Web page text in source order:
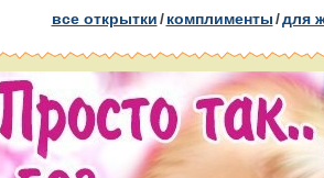
все открытки/ комплименты/для